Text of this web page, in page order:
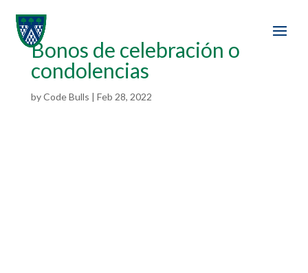
Bonos de celebración o
condolencias
byCode Bulls | Feb 28, 2022